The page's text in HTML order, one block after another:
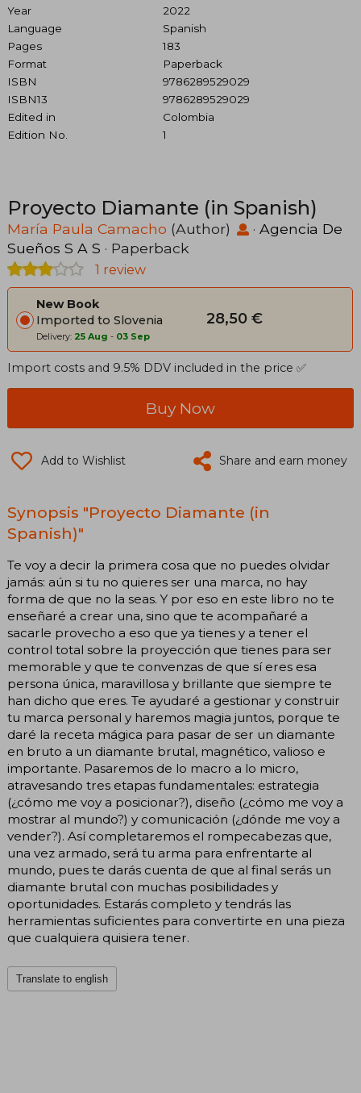
Year
2022
Language
Spanish
Pages
183
Format
Paperback
ISBN
9786289529029
ISBN13
9786289529029
Edited in
Colombia
Edition No.
1
Proyecto Diamante (in Spanish)
María Paula Camacho (Author) · Agencia De
Sueños S A S · Paperback
1 review
New Book
Imported to Slovenia
Delivery: 25 Aug - 03 Sep
28,50 €
Import costs and 9.5% DDV included in the price ✅
Buy Now
Add to Wishlist Share and earn money
Synopsis "Proyecto Diamante (in
Spanish)"
Te voy a decir la primera cosa que no puedes olvidar
jamás: aún si tu no quieres ser una marca, no hay
forma de que no la seas. Y por eso en este libro no te
enseñaré a crear una, sino que te acompañaré a
sacarle provecho a eso que ya tienes y a tener el
control total sobre la proyección que tienes para ser
memorable y que te convenzas de que sí eres esa
persona única, maravillosa y brillante que siempre te
han dicho que eres. Te ayudaré a gestionar y construir
tu marca personal y haremos magia juntos, porque te
daré la receta mágica para pasar de ser un diamante
en bruto a un diamante brutal, magnético, valioso e
importante. Pasaremos de lo macro a lo micro,
atravesando tres etapas fundamentales: estrategia
(¿cómo me voy a posicionar?), diseño (¿cómo me voy a
mostrar al mundo?) y comunicación (¿dónde me voy a
vender?). Así completaremos el rompecabezas que,
una vez armado, será tu arma para enfrentarte al
mundo, pues te darás cuenta de que al final serás un
diamante brutal con muchas posibilidades y
oportunidades. Estarás completo y tendrás las
herramientas suficientes para convertirte en una pieza
que cualquiera quisiera tener.
Translate to english